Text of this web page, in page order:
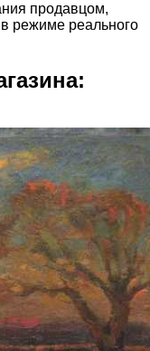
продавцом,
режиме реального